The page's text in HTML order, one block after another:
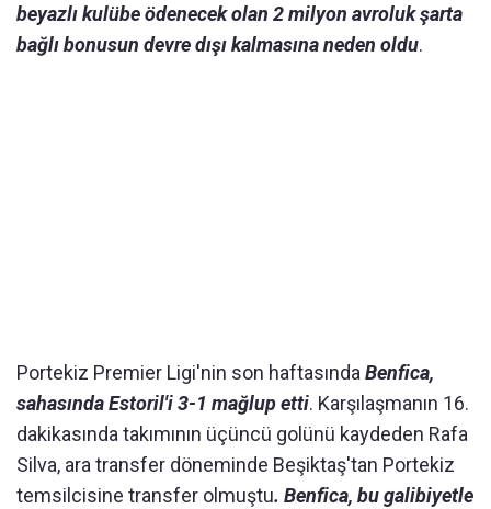
beyazlı kulübe ödenecek olan 2 milyon avroluk şarta
bağlı bonusun devre dışı kalmasına neden oldu.
Portekiz Premier Ligi'nin son haftasında Benfica,
sahasında Estoril'i 3-1 mağlup etti. Karşılaşmanın 16.
dakikasında takımının üçüncü golünü kaydeden Rafa
Silva, ara transfer döneminde Beşiktaş'tan Portekiz
temsilcisine transfer olmuştu. Benfica, bu galibiyetle